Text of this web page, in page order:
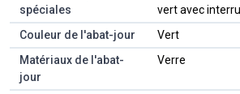
spéciales
vert avec
Couleur de l'abat-jour
‎Vert
Matériaux de l'abat-
jour
‎Verre